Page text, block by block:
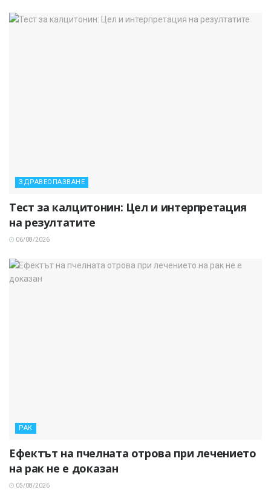
ЗДРАВЕОПАЗВАНЕ
Тест за калцитонин: Цел и интерпретация
на резултатите
06/08/2026
РАК
Ефектът на пчелната отрова при лечението
на рак не е доказан
05/08/2026